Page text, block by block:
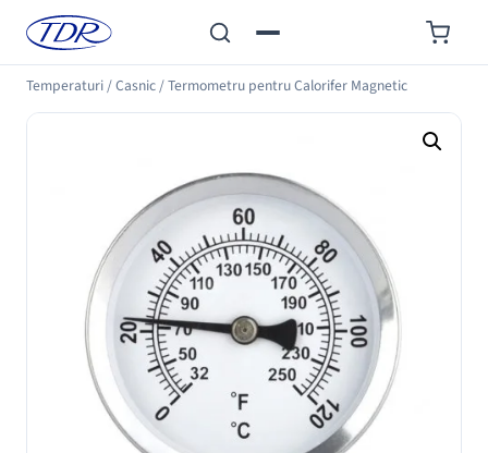
Temperaturi/Casnic/Termometru pentru Calorifer Magnetic